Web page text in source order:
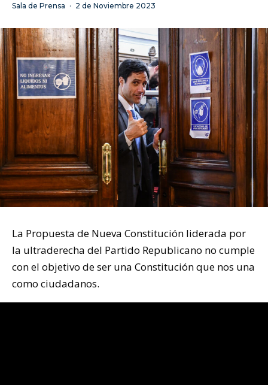
Sala de Prensa · 2 de Noviembre 2023
La Propuesta de Nueva Constitución liderada por
la ultraderecha del Partido Republicano no cumple
con el objetivo de ser una Constitución que nos una
como ciudadanos.